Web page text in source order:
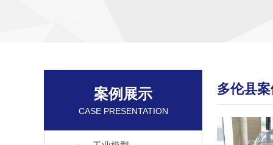
案例展示
CASE PRESENTATION
多伦县